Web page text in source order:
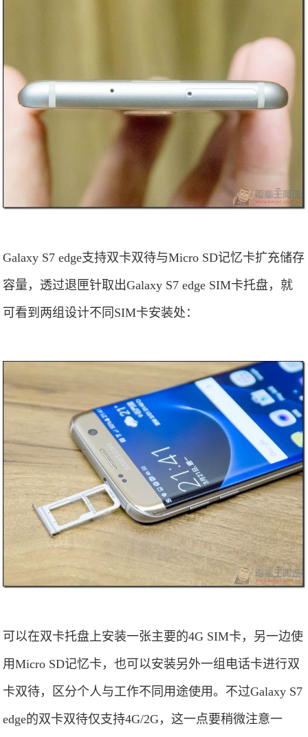
Galaxy S7 edge支持双卡双待与Micro SD记忆卡扩充储存
容量，透过退匣针取出Galaxy S7 edge SIM卡托盘，就
可看到两组设计不同SIM卡安装处：
可以在双卡托盘上安装一张主要的4G SIM卡，另一边使
用Micro SD记忆卡，也可以安装另外一组电话卡进行双
卡双待，区分个人与工作不同用途使用。不过Galaxy S7
edge的双卡双待仅支持4G/2G，这一点要稍微注意一